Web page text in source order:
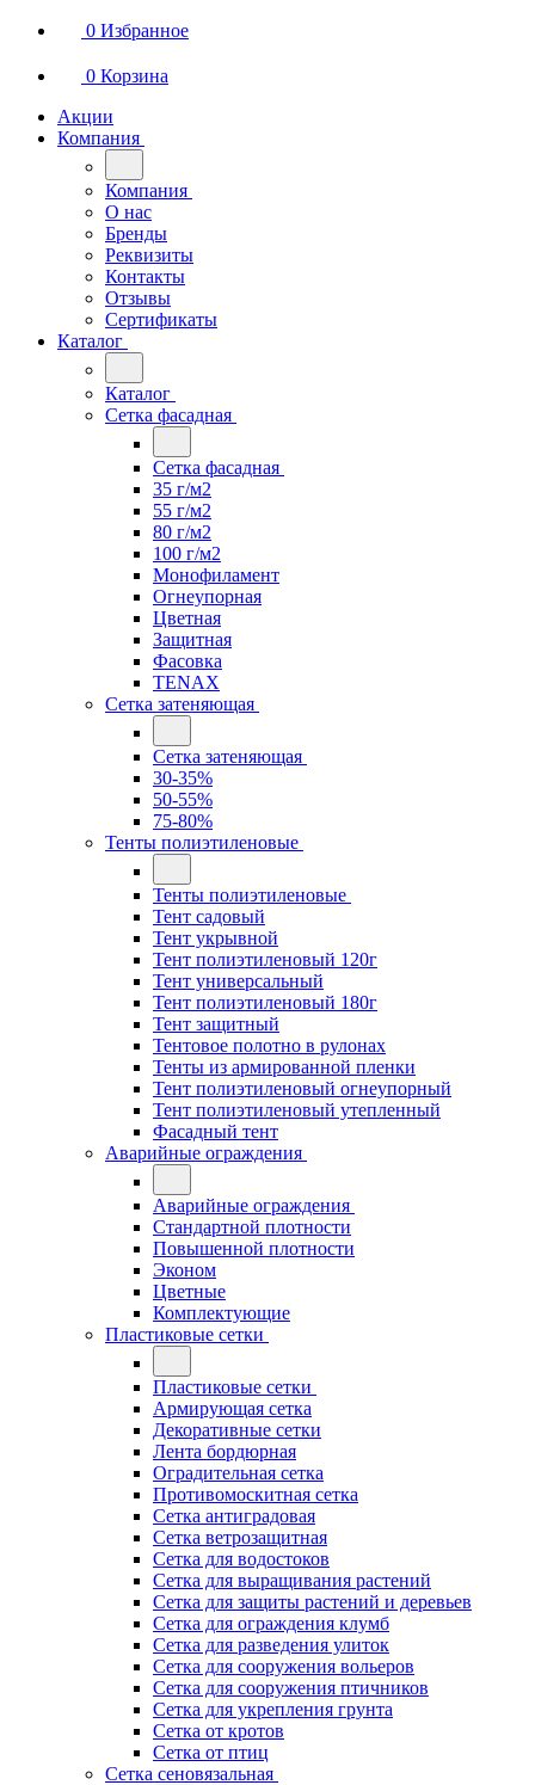
0 Избранное
0 Корзина
Акции
Компания
Компания
О нас
Бренды
Реквизиты
Контакты
Отзывы
Сертификаты
Каталог
Каталог
Сетка фасадная
Сетка фасадная
35 г/м2
55 г/м2
80 г/м2
100 г/м2
Монофиламент
Огнеупорная
Цветная
Защитная
Фасовка
TENAX
Сетка затеняющая
Сетка затеняющая
30-35%
50-55%
75-80%
Тенты полиэтиленовые
Тенты полиэтиленовые
Тент садовый
Тент укрывной
Тент полиэтиленовый 120г
Тент универсальный
Тент полиэтиленовый 180г
Тент защитный
Тентовое полотно в рулонах
Тенты из армированной пленки
Тент полиэтиленовый огнеупорный
Тент полиэтиленовый утепленный
Фасадный тент
Аварийные ограждения
Аварийные ограждения
Стандартной плотности
Повышенной плотности
Эконом
Цветные
Комплектующие
Пластиковые сетки
Пластиковые сетки
Армирующая сетка
Декоративные сетки
Лента бордюрная
Оградительная сетка
Противомоскитная сетка
Сетка антиградовая
Сетка ветрозащитная
Сетка для водостоков
Сетка для выращивания растений
Сетка для защиты растений и деревьев
Сетка для ограждения клумб
Сетка для разведения улиток
Сетка для сооружения вольеров
Сетка для сооружения птичников
Сетка для укрепления грунта
Сетка от кротов
Сетка от птиц
Сетка сеновязальная